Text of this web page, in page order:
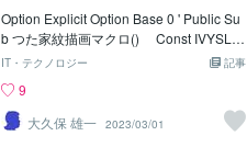
Option Explicit Option Base 0 ' Public Su
b つた家紋描画マクロ() Const IVYSLE
FT = 150 '*描画開始位置Ｘ Co
Ｙ ' Const IVYSYOPS = 180
'*円弧描画Ｙ位置補正値 Const IVYSC
RAD = 8 '*真ん中の丸半径 Con
記事
IT・テクノロジー
9
大久保 雄一 2023/03/01